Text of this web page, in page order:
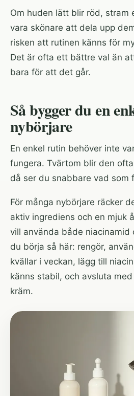
Om huden lätt blir röd, stram
vara skönare att dela upp
risken att rutinen känns för
Det är ofta ett bättre val än
bara för att det går.
Så bygger du en
nybörjare
En enkel rutin behöver inte
fungera. Tvärtom blir den
då ser du snabbare vad som
För många nybörjare räcker
aktiv ingrediens och en mjuk
vill använda både niacinamid
du börja så här: rengör,
kvällar i veckan, lägg till
känns stabil, och avsluta
kräm.